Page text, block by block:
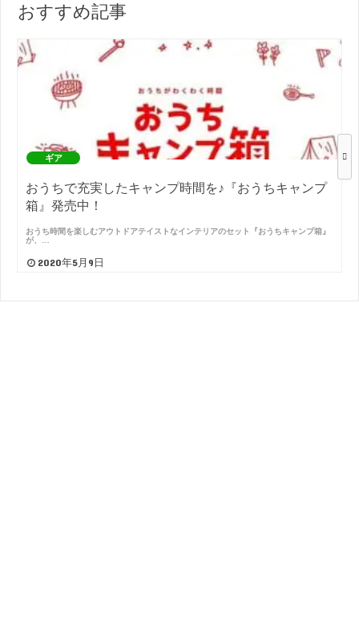
おすすめ記事
ギア
おうちで充実したキャンプ時間を♪『おうちキャンプ
箱』発売中！
おうち時間を楽しむアウトドアテイストなインテリアのセット『おうちキャンプ箱』
が、…
2020年5月9日